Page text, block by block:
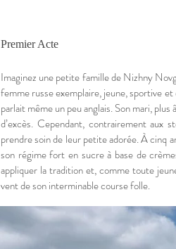
Premier Acte
Imaginez une petite famille de Nizhny
femme russe exemplaire, jeune, sportive
parlait même un peu anglais. Son mari,
d’excès. Cependant, contrairement aux
prendre soin de leur petite adorée. À cinq
son régime fort en sucre à base de
appliquer la tradition et, comme toute
vent de son interminable course folle.